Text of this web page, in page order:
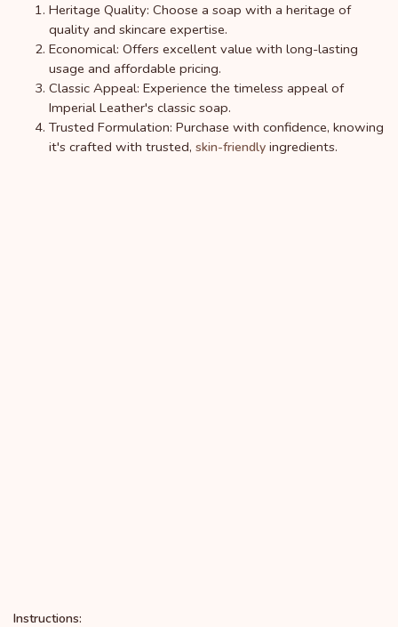
Heritage Quality: Choose a soap with a heritage of
quality and skincare expertise.
Economical: Offers excellent value with long-lasting
usage and affordable pricing.
Classic Appeal: Experience the timeless appeal of
Imperial Leather's classic soap.
Trusted Formulation: Purchase with confidence, knowing
it's crafted with trusted, skin-friendly ingredients.
Instructions: